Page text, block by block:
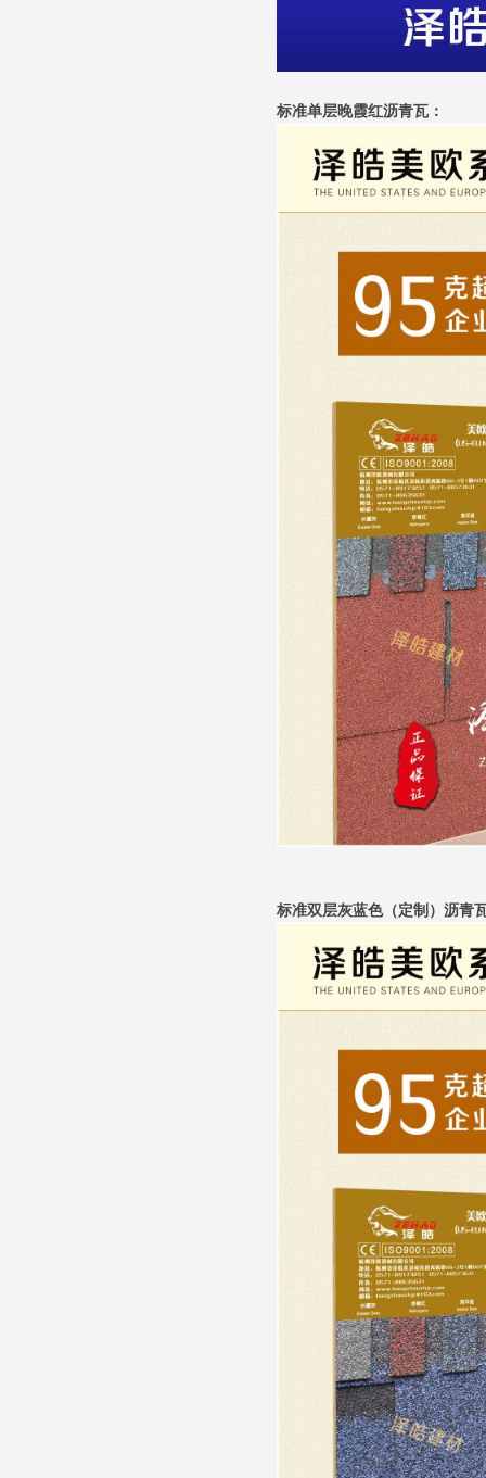
标准单层晚霞红沥青瓦：
标准双层灰蓝色（定制）沥青